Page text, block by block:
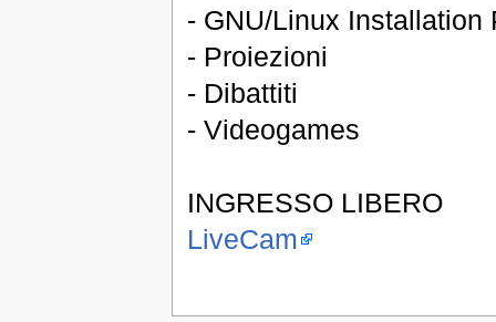
- GNU/Linux Installation
- Proiezioni
- Dibattiti
- Videogames
INGRESSO LIBERO
LiveCam